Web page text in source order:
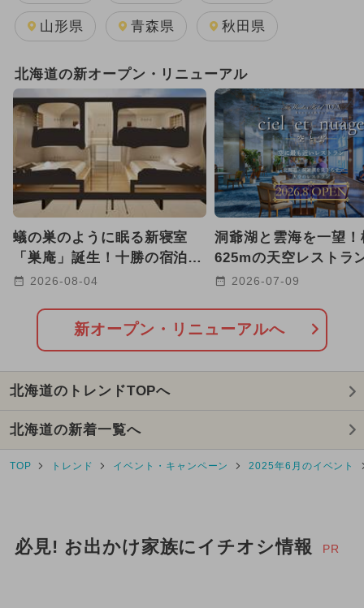
2024年7月のイベント
2026年8月のイベント
2025年9月のイベント
2026年2月のイベント
2025年8月のイベント
2025年5月のイベント
2025年11月のイベント
GW(ゴールデンウィーク)
2024年8月のイベント
2025年10月のイベント
2025年3月のイベント
2026年4月のイベント
山形県 青森県 秋田県
北海道の新オープン・リニューアル
蟻の巣のように眠る新寝室
「巣庵」誕生！十勝の宿泊施
設HOTORIに 最大6名まで
2026-08-04
洞爺湖と雲海を一望！
625mの天空レストラ
「ciel et nuage」が
2026-07-09
新オープン・リニューアルへ
北海道のトレンドTOPへ
北海道の新着一覧へ
TOP トレンド イベント・キャンペーン 2025年6月のイベント
必見! お出かけ家族にイチオシ情報 PR